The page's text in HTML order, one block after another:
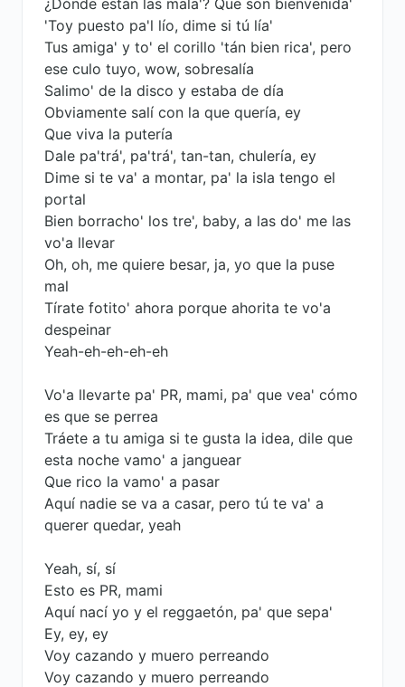
¿Dónde están las mala'? Que son bienvenida'
'Toy puesto pa'l lío, dime si tú lía'
Tus amiga' y to' el corillo 'tán bien rica', pero
ese culo tuyo, wow, sobresalía
Salimo' de la disco y estaba de día
Obviamente salí con la que quería, ey
Que viva la putería
Dale pa'trá', pa'trá', tan-tan, chulería, ey
Dime si te va' a montar, pa' la isla tengo el
portal
Bien borracho' los tre', baby, a las do' me las
vo'a llevar
Oh, oh, me quiere besar, ja, yo que la puse
mal
Tírate fotito' ahora porque ahorita te vo'a
despeinar
Yeah-eh-eh-eh-eh
Vo'a llevarte pa' PR, mami, pa' que vea' cómo
es que se perrea
Tráete a tu amiga si te gusta la idea, dile que
esta noche vamo' a janguear
Que rico la vamo' a pasar
Aquí nadie se va a casar, pero tú te va' a
querer quedar, yeah
Yeah, sí, sí
Esto es PR, mami
Aquí nací yo y el reggaetón, pa' que sepa'
Ey, ey, ey
Voy cazando y muero perreando
Voy cazando y muero perreando